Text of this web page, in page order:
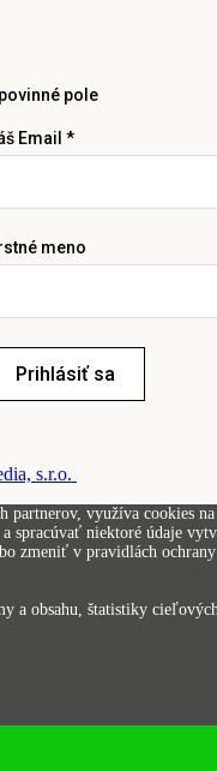
povinné pole
Email *
meno
Prihlásiť sa
s.r.o.
využíva cookies
spracúvať niektoré údaje
zmeniť v pravidlách
a obsahu, štatistiky